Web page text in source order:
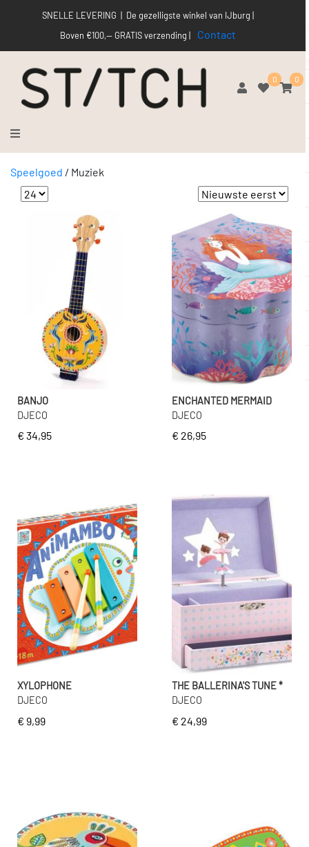
SNELLE LEVERING | De gezelligste winkel van IJburg |
Boven €100,-- GRATIS verzending |
Contact
0 0
Speelgoed / Muziek
BANJO
DJECO
€ 34,95
ENCHANTED MERMAID
DJECO
€ 26,95
XYLOPHONE
DJECO
€ 9,99
THE BALLERINA'S TUNE *
DJECO
€ 24,99